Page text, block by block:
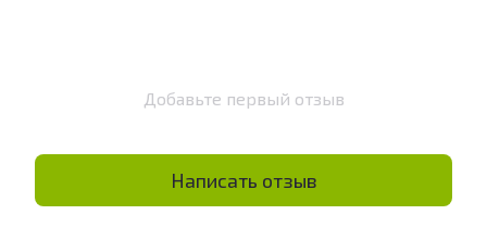
Добавьте первый отзыв
Написать отзыв